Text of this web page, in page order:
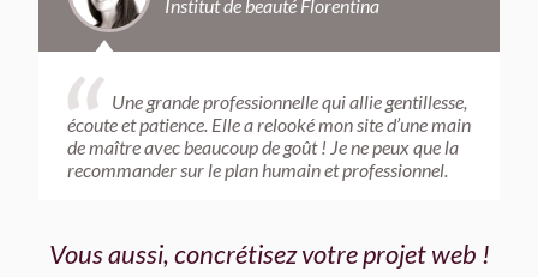
“ Une grande professionnelle qui allie gentillesse,
écoute et patience. Elle a relooké mon site d’une main
de maître avec beaucoup de goût ! Je ne peux que la
recommander sur le plan humain et professionnel.
Institut de beauté Florentina
Vous aussi, concrétisez votre projet web !